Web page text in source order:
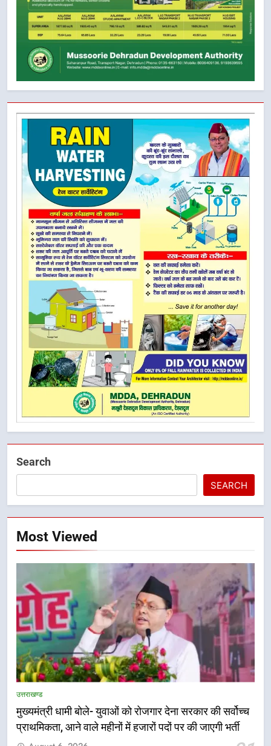
Search
SEARCH
Most Viewed
उत्तराखण्ड
मुख्यमंत्री धामी बोले- युवाओं को रोजगार देना सरकार की सर्वोच्च
प्राथमिकता, आने वाले महीनों में हजारों पदों पर की जाएगी भर्ती
5
एमडीडीए बोर्ड बैठक में 25 विकास प्रस्तावों
नियोजित विकास को मिलेगी रफ्तार
उत्तराखण्ड